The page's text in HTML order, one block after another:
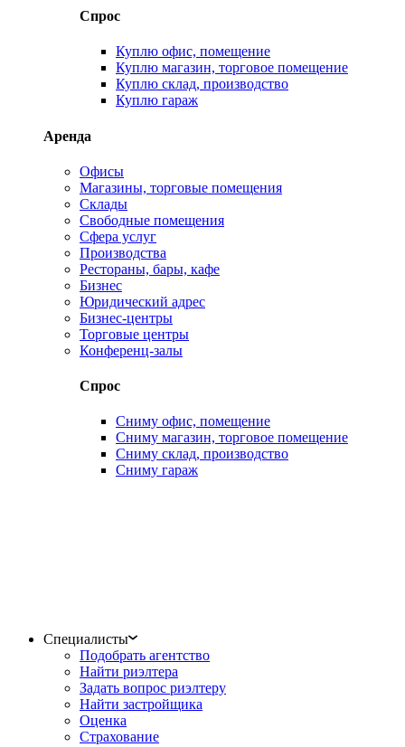
Спрос
Куплю офис, помещение
Куплю магазин, торговое помещение
Куплю склад, производство
Куплю гараж
Аренда
Офисы
Магазины, торговые помещения
Склады
Свободные помещения
Сфера услуг
Производства
Рестораны, бары, кафе
Бизнес
Юридический адрес
Бизнес-центры
Торговые центры
Конференц-залы
Спрос
Сниму офис, помещение
Сниму магазин, торговое помещение
Сниму склад, производство
Сниму гараж
Специалисты
Подобрать агентство
Найти риэлтера
Задать вопрос риэлтеру
Найти застройщика
Оценка
Страхование